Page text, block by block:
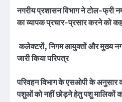
नगरीय प्रशासन विभाग ने टोल-फ्री
का व्यापक प्रचार-प्रसार करने को
कलेक्टरों, निगम आयुक्तों और मुख्य
जारी किया परिपत्र
परिवहन विभाग के एसओपी के अनुसार
पशुओं को नहीं छोड़ने हेतु पशु मालिकों